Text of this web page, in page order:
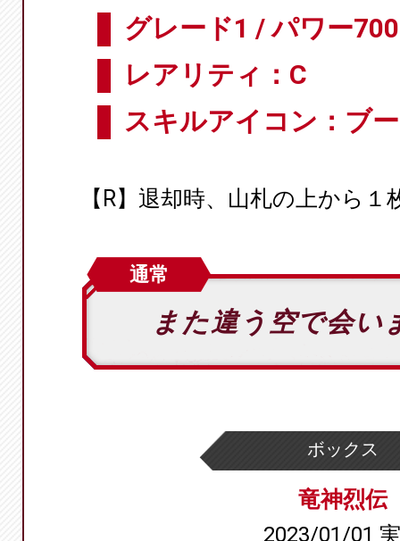
グレード1 / パワー
レアリティ：C
スキルアイコン：ブ
【R】退却時、山札の上から１
通常
また違う空で会い
ボックス
竜神烈伝
2023/01/01